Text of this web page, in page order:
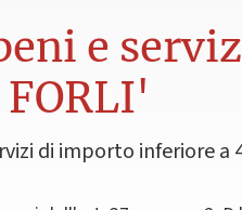
e
di importo inferiore a